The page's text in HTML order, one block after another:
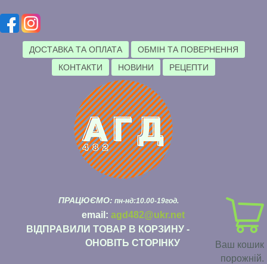
ДОСТАВКА ТА ОПЛАТА
ОБМІН ТА ПОВЕРНЕННЯ
КОНТАКТИ
НОВИНИ РЕЦЕПТИ
Ваш кошик
порожній.
ПРАЦЮЄМО: пн-нд:10.00-19год.
email: agd482@ukr.net
ВІДПРАВИЛИ ТОВАР В КОРЗИНУ -
ОНОВІТЬ СТОРІНКУ